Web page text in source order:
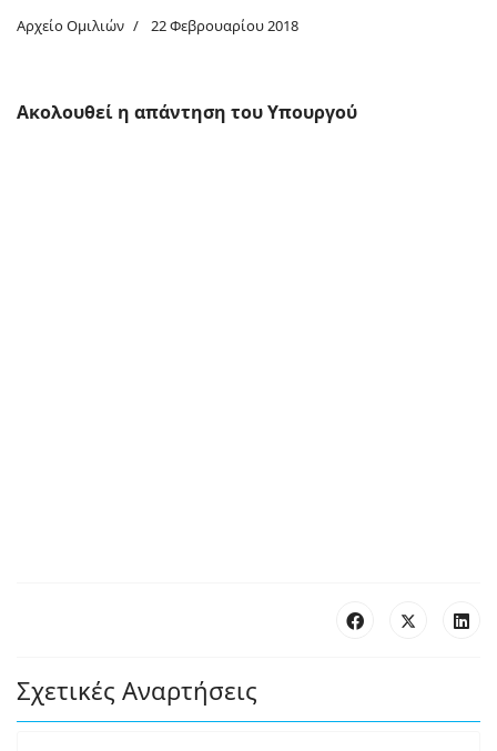
Αρχείο Ομιλιών 22 Φεβρουαρίου 2018
Ακολουθεί η απάντηση του Υπουργού
Σχετικές Αναρτήσεις